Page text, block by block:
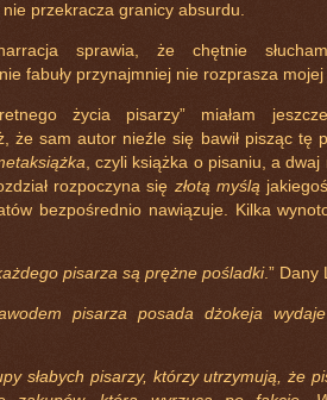
przekracza granicy absurdu.
narracja sprawia, że chętnie
fabuły przynajmniej nie rozprasza mojej
życia pisarzy” miałam
że sam autor nieźle się bawił pisząc tę
, czyli książka o pisaniu, a
rozpoczyna się złotą myślą
bezpośrednio nawiązuje. Kilka
pisarza są prężne pośladki.” Dany
pisarza posada dżokeja
słabych pisarzy, którzy utrzymują, że